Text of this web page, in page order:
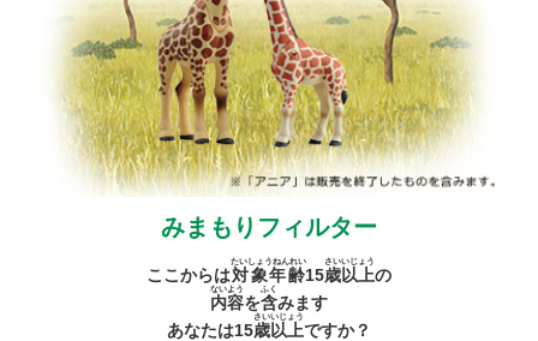
みまもりフィルター
ここからは対象年齢
たいしょうねんれい
15歳
さい
以上
いじょう
の
内容
ないよう
を含
ふく
みます
あなたは15歳
さい
以上
いじょう
ですか？